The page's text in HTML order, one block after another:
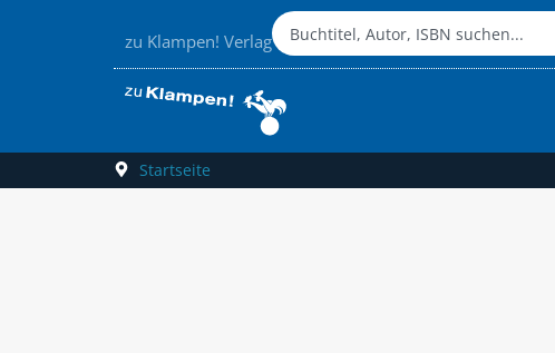
zu Klampen! Verlag
Startseite